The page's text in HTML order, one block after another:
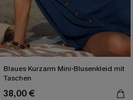
Blaues Kurzarm Mini-Blusenkleid mit
Taschen
38,00 €